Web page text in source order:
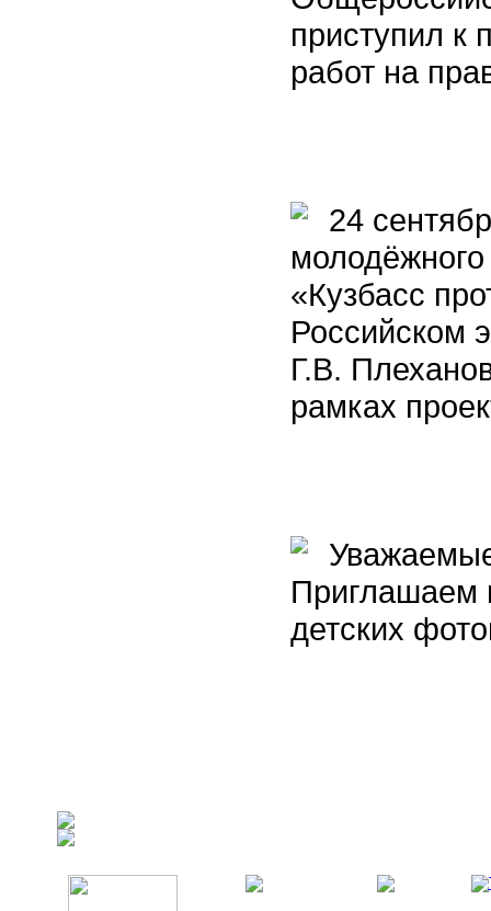
приступил к
работ на
24
«Кузбасс
Российском
Г.В.
рамках
Приглашаем
детских